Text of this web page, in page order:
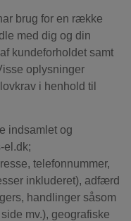
brug for en række
med dig og din
kundeforholdet samt
oplysninger
i henhold til
indsamlet og
el.dk;
telefonnummer,
inkluderet), adfærd
handlinger såsom
mv.), geografiske